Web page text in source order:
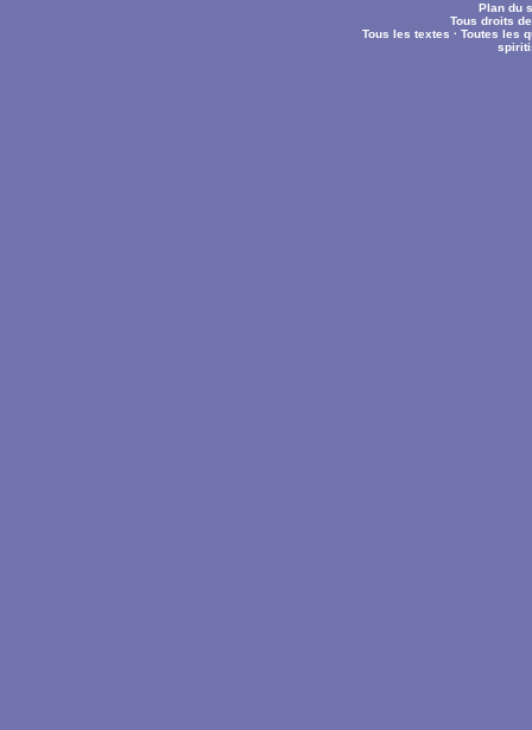
Plan du
Tous droits
Tous les textes ·Toutes les